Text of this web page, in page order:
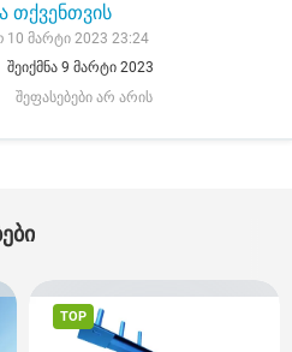
თქვენთვის
მარტი 2023 23:24
შეიქმნა 9 მარტი 2023
შეფასებები არ არის
TOP